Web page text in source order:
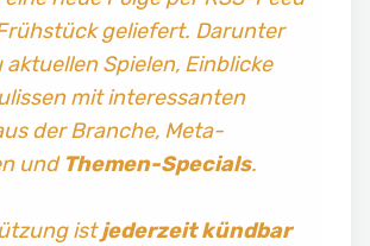
geliefert. Darunter
Spielen, Einblicke
mit interessanten
der Branche, Meta-
und Themen-Specials.
istjederzeit kündbar